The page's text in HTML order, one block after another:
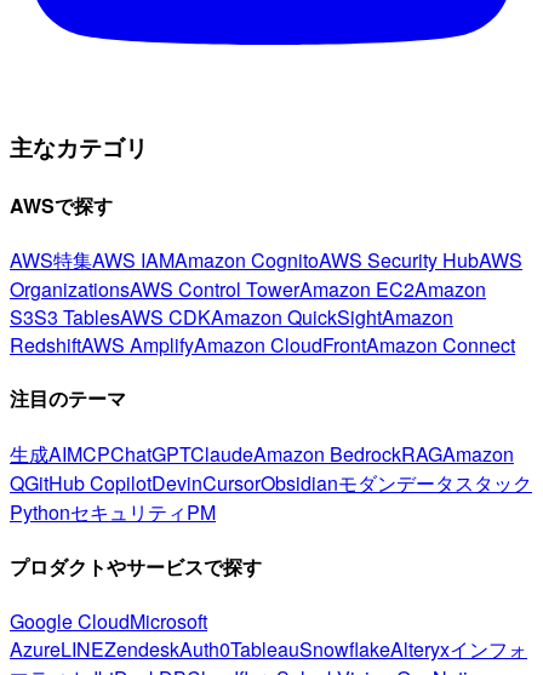
主なカテゴリ
AWSで探す
AWS特集AWS IAMAmazon CognitoAWS Security HubAWS
OrganizationsAWS Control TowerAmazon EC2Amazon
S3S3 TablesAWS CDKAmazon QuickSightAmazon
RedshiftAWS AmplifyAmazon CloudFrontAmazon Connect
注目のテーマ
生成AIMCPChatGPTClaudeAmazon BedrockRAGAmazon
QGitHub CopilotDevinCursorObsidianモダンデータスタック
PythonセキュリティPM
プロダクトやサービスで探す
Google CloudMicrosoft
AzureLINEZendeskAuth0TableauSnowflakeAlteryxインフォ